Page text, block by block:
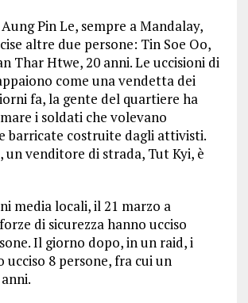
Pin Le, sempre a Mandalay,
altre due persone: Tin Soe Oo,
Thar Htwe, 20 anni. Le uccisioni di
come una vendetta dei
fa, la gente del quartiere ha
i soldati che volevano
barricate costruite dagli attivisti.
venditore di strada, Tut Kyi, è
media locali, il 21 marzo a
di sicurezza hanno ucciso
Il giorno dopo, in un raid, i
8 persone, fra cui un